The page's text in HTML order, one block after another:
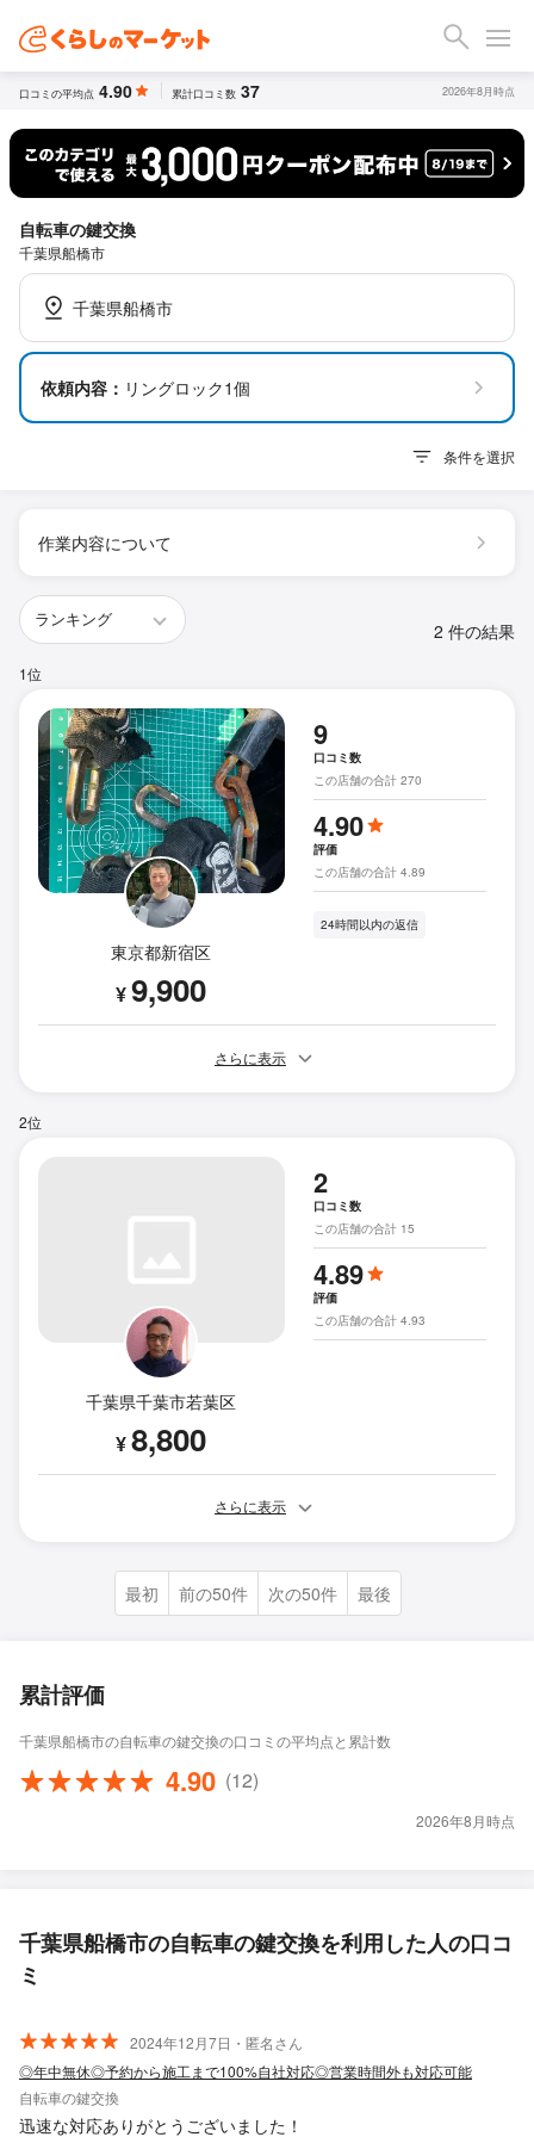
口コミの平均点 4.90 累計口コミ数 37 2026年8月時点
自転車の鍵交換
千葉県船橋市
千葉県船橋市
依頼内容： リングロック1個
条件を選択
作業内容について
2 件の結果
1位
東京都新宿区
¥9,900
9
口コミ数
この店舗の合計 270
4.90
評価
この店舗の合計 4.89
24時間以内の返信
さらに表示
2位
千葉県千葉市若葉区
¥8,800
2
口コミ数
この店舗の合計 15
4.89
評価
この店舗の合計 4.93
さらに表示
最初 前の50件 次の50件 最後
累計評価
千葉県船橋市の自転車の鍵交換の口コミの平均点と累計数
4.90 (12)
2026年8月時点
千葉県船橋市の自転車の鍵交換を利用した人の口コ
ミ
2024年12月7日・匿名さん
◎年中無休◎予約から施工まで100%自社対応◎営業時間外も対応可能
自転車の鍵交換
迅速な対応ありがとうございました！